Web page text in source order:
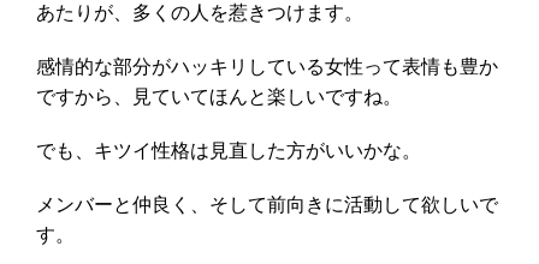
あたりが、多くの人を惹きつけます。
感情的な部分がハッキリしている女性って表情も豊か
ですから、見ていてほんと楽しいですね。
でも、キツイ性格は見直した方がいいかな。
メンバーと仲良く、そして前向きに活動して欲しいで
す。